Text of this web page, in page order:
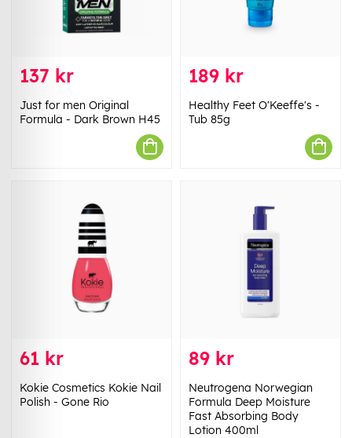
137 kr
Just for men Original
Formula - Dark Brown H45
189 kr
Healthy Feet O'Keeffe's -
Tub 85g
61 kr
Kokie Cosmetics Kokie Nail
Polish - Gone Rio
89 kr
Neutrogena Norwegian
Formula Deep Moisture
Fast Absorbing Body
Lotion 400ml